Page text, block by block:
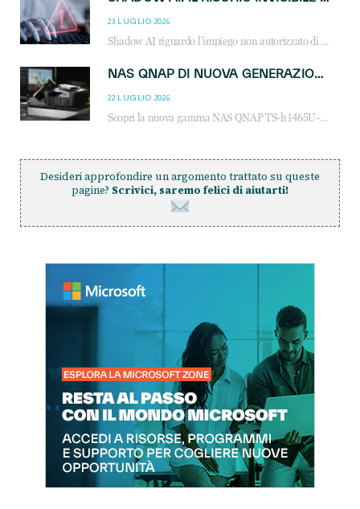
23 LUGLIO 2026
Shadow AI riguardo l’impiego non autorizzato di sistemi AI all’interno dell’azienda. E’ una pratica che si diffonde a partire dai dipendenti fino ai dirigenti e mette a repentaglio la cybersecurity, con costi più elevati per le organizzazioni. Due recenti report illustrano il fenomeno e forniscono dati in merito
NAS QNAP DI NUOVA GENERAZIONE: PIÙ PRESTAZIONI, SCALABILITÀ E PROTEZIONE DEI DATI PER LE INFRASTRUTTURE IT MODERNE
22 LUGLIO 2026
Scopri la nuova gamma NAS QNAP TS-h1465U-RP, TS-h1065eU e TS-h665U: storage aziendale con ZFS, DDR5, E1.S NVMe e connettività 2.5GbE per backup, virtualizzazione e cybersecurity.
Desideri approfondire un argomento trattato su queste
pagine? Scrivici, saremo felici di aiutarti!